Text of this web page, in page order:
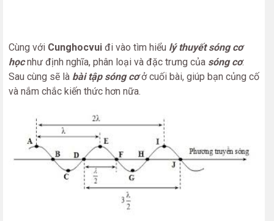
Cùng với Cunghocvui đi vào tìm hiểu lý thuyết sóng cơ
họcnhư định nghĩa, phân loại và đặc trưng của sóng cơ.
Sau cùng sẽ là bài tập sóng cơở cuối bài, giúp bạn củng cố
và nắm chắc kiến thức hơn nữa.